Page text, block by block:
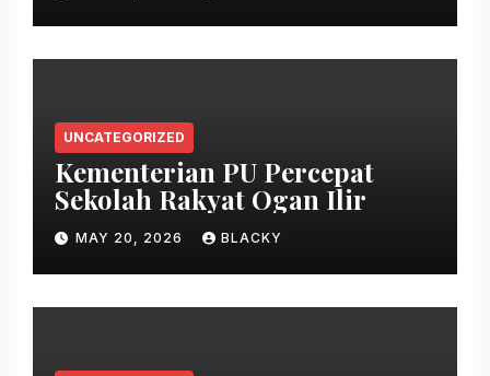
UNCATEGORIZED
Kementerian PU Percepat
Sekolah Rakyat Ogan Ilir
MAY 20, 2026 BLACKY